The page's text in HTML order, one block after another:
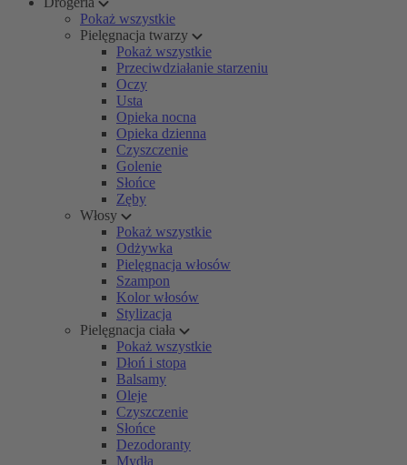
Pokaż wszystkie
Pielęgnacja twarzy
Pokaż wszystkie
Przeciwdziałanie starzeniu
Oczy
Usta
Opieka nocna
Opieka dzienna
Czyszczenie
Golenie
Słońce
Zęby
Włosy
Pokaż wszystkie
Odżywka
Pielęgnacja włosów
Szampon
Kolor włosów
Stylizacja
Pielęgnacja ciała
Pokaż wszystkie
Dłoń i stopa
Balsamy
Oleje
Czyszczenie
Słońce
Dezodoranty
Mydła